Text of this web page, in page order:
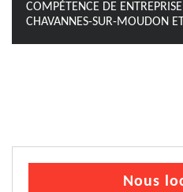
COMPÉTENCE DE
CHAVANNES-SUR-MOUDON
Nous